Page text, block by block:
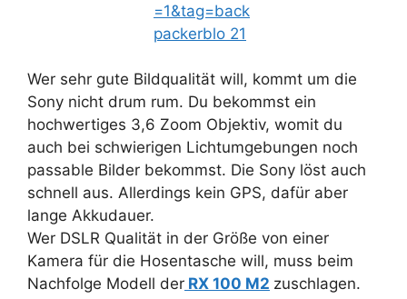
Wer sehr gute Bildqualität will, kommt um die
Sony nicht drum rum. Du bekommst ein
hochwertiges 3,6 Zoom Objektiv, womit du
auch bei schwierigen Lichtumgebungen noch
passable Bilder bekommst. Die Sony löst auch
schnell aus. Allerdings kein GPS, dafür aber
lange Akkudauer.
Wer DSLR Qualität in der Größe von einer
Kamera für die Hosentasche will, muss beim
Nachfolge Modell der RX 100 M2 zuschlagen.